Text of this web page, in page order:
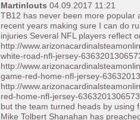
Martinlouts 04.09.2017 11:21
TB12 has never been more popular
recent years making sure I can do
injuries Several NFL players reflect
http://
white-road-nfl-jersey-
http://
game-red-home-nfl-jersey-
http://
red-home-nfl-jersey-
but the team turned heads by using
Mike Tolbert Shanahan has